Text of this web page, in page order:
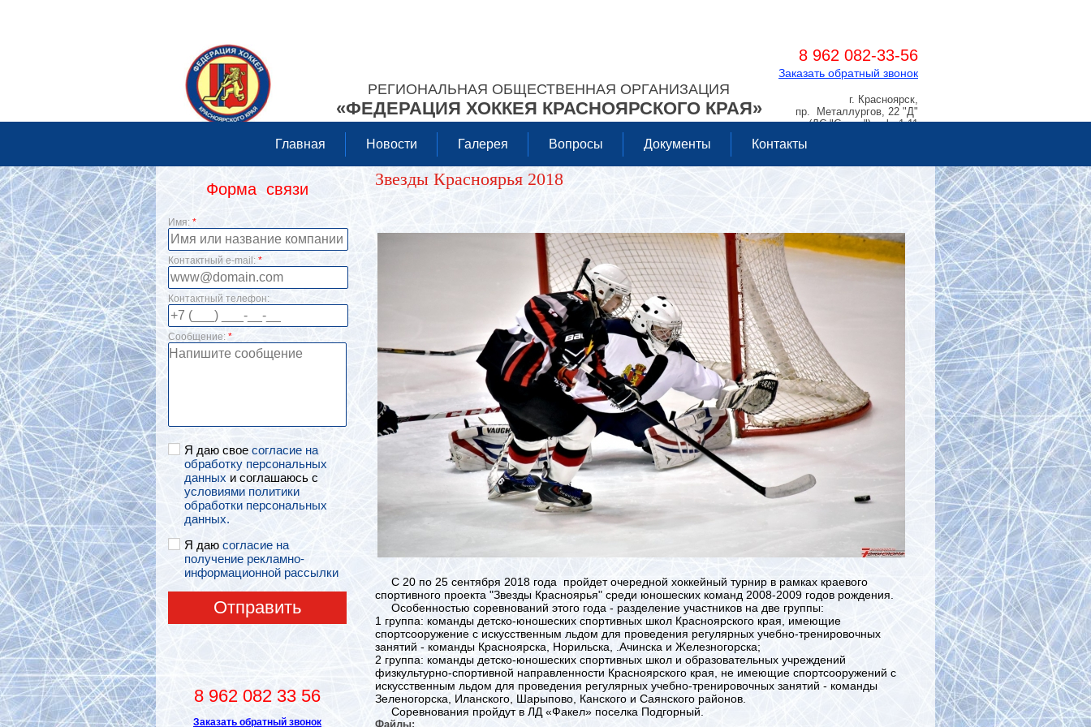
РЕГИОНАЛЬНАЯ ОБЩЕСТВЕННАЯ ОРГАНИЗАЦИЯ
«ФЕДЕРАЦИЯ ХОККЕЯ КРАСНОЯРСКОГО КРАЯ»
8 962 082-33-56
Заказать обратный звонок
г. Красноярск,
пр. Металлургов, 22 "Д"
(ДС "Сокол"), оф. 1.11
Главная Новости Галерея Вопросы Документы Контакты
Форма связи
Имя: *
Контактный e-mail: *
Контактный телефон:
Сообщение: *
Я даю свое согласие на
обработку персональных
данных и соглашаюсь с
условиями политики
обработки персональных
данных.
Я даю согласие на
получение рекламно-
информационной рассылки
Отправить
8 962 082 33 56
Заказать обратный звонок
Звезды Красноярья 2018
С 20 по 25 сентября 2018 года пройдет очередной хоккейный турнир в рамках краевого
спортивного проекта "Звезды Красноярья" среди юношеских команд 2008-2009 годов рождения.
Особенностью соревнований этого года - разделение участников на две группы:
1 группа: команды детско-юношеских спортивных школ Красноярского края, имеющие
спортсооружение с искусственным льдом для проведения регулярных учебно-тренировочных
занятий - команды Красноярска, Норильска, .Ачинска и Железногорска;
2 группа: команды детско-юношеских спортивных школ и образовательных учреждений
физкультурно-спортивной направленности Красноярского края, не имеющие спортсооружений с
искусственным льдом для проведения регулярных учебно-тренировочных занятий - команды
Зеленогорска, Иланского, Шарыпово, Канского и Саянского районов.
Соревнования пройдут в ЛД «Факел» поселка Подгорный.
Файлы: